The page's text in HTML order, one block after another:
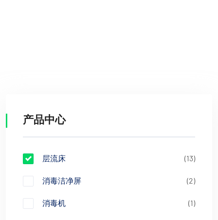
产品中心
层流床 (13)
消毒洁净屏 (2)
消毒机 (1)